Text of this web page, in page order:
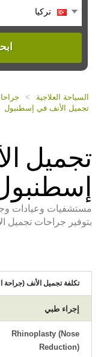
تركيا
السياحة العلاجية >
تجميل الأنف في إسطنبول
تجميل
مستشفيات وعيادات
بتوفير جراحات تجميل
تكلفة تجميل الأنف (جراحة
إجراء طبي
Rhinoplasty (Nose
Reduction)